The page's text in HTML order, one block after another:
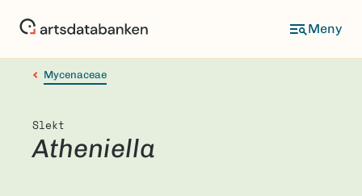
Mycenaceae
Slekt
Atheniella